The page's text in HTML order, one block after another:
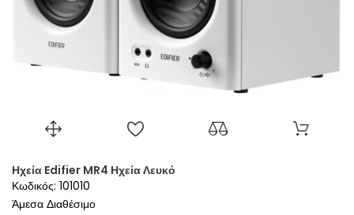
Ηχεία Edifier MR4 Ηχεία Λευκό
Κωδικός: 101010
Άμεσα Διαθέσιμο